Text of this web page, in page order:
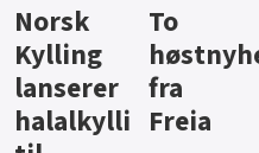
Knalltall
for Açai
Bowl
Aass vil
bli
førstevalg
i lite-